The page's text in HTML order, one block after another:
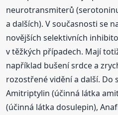
neurotransmiterů
a dalších). V současnosti se
novějších selektivních
v těžkých případech. Mají
například bušení srdce a
rozostřené vidění a další. Do
Amitriptylin (účinná látka
(účinná látka dosulepin),